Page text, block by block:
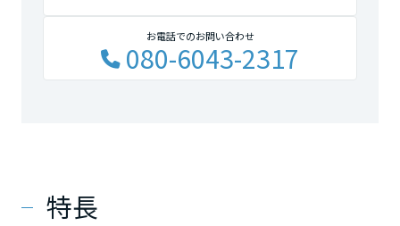
お電話でのお問い合わせ
080-6043-2317
特長